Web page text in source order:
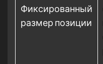
Фиксированный
размер позиции